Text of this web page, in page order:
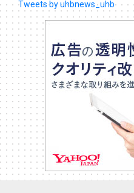
Tweets by uhbnews_uhb